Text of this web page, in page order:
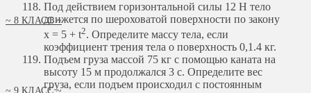
~ 8 КЛАСС ~
~ 9 КЛАСС ~
Под действием горизонтальной силы 12 Н тело
движется по шероховатой поверхности по закону
х = 5 + t2. Определите массу тела, если
коэффициент трения тела о поверхность 0,1.4 кг.
Подъем груза массой 75 кг с помощью каната на
высоту 15 м продолжался 3 с. Определите вес
груза, если подъем происходил с постоянным